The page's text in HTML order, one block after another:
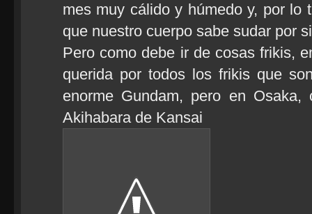
mes muy cálido y húmedo y, por lo
que nuestro cuerpo sabe sudar por
Pero como debe ir de cosas frikis,
querida por todos los frikis que
enorme Gundam, pero en Osaka,
Akihabara de Kansai